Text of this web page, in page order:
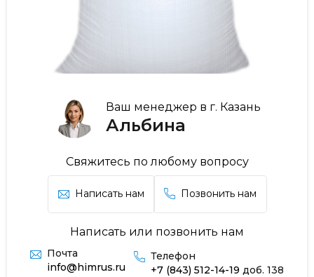
Ваш менеджер в г. Казань
Альбина
Свяжитесь по любому вопросу
Написать нам Позвонить нам
Написать или позвонить нам
Почта
info@himrus.ru
Телефон
+7 (843) 512-14-19 доб. 138